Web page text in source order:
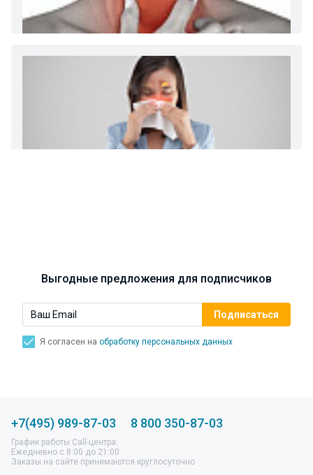
Диета 7 стол при заболеваниях почек (острый и
Ларингит: все о ларингите и его лечении. Как
спасти свой голос.
Выгодные предложения для подписчиков
Я согласен на обработку персональных данных
+7(495) 989-87-03 8 800 350-87-03
График работы Call-центра:
Ежедневно с 8:00 до 21:00
Заказы на сайте принимаются круглосуточно